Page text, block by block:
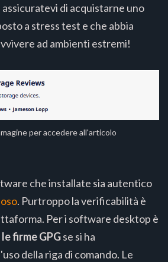
di acquistarne uno
a stress test e che abbia
ad ambienti estremi!
per accedere all'articolo
che installate sia autentico
. Purtroppo la verificabilità è
Per i software desktop è
firme GPGse si ha
della riga di comando. Le